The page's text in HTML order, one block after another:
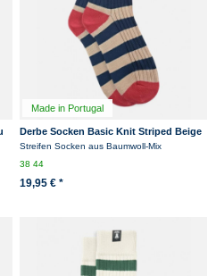
Made in Portugal
Derbe Socken Basic Knit Striped Beige
Blau Navy Gestreift
Streifen Socken aus Baumwoll-Mix
3844
19,95 € *